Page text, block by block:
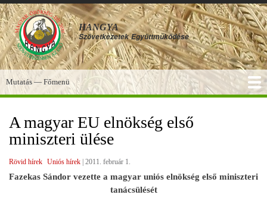
Ugrás
a
tartalomra
HANGYA
Szövetkezetek Együttműködése
Főmenü
Mutatás — Főmenü
A magyar EU elnökség első
miniszteri ülése
Rövid hírek Uniós hírek 2011. február 1.
Fazekas Sándor vezette a magyar uniós elnökség első miniszteri
tanácsülését